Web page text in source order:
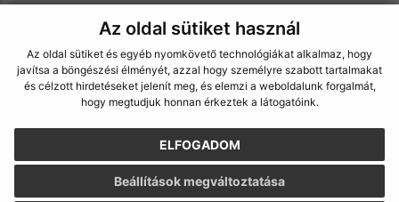
Az oldal sütiket használ
Az oldal sütiket és egyéb nyomkövető technológiákat alkalmaz, hogy
javítsa a böngészési élményét, azzal hogy személyre szabott tartalmakat
és célzott hirdetéseket jelenít meg, és elemzi a weboldalunk forgalmát,
hogy megtudjuk honnan érkeztek a látogatóink.
ELFOGADOM
Beállítások megváltoztatása
Az oldalról:
Hozzáférhetőségi nyilatkozat
Szerzői jog
Személyes adatok védelme
Navigáció:
Nyomtatás